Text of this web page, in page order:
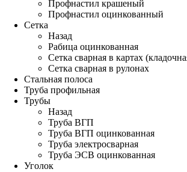
Профнастил крашеный
Профнастил оцинкованный
Сетка
Назад
Рабица оцинкованная
Сетка сварная в картах
Сетка сварная в рулонах
Стальная полоса
Труба профильная
Трубы
Назад
Труба ВГП
Труба ВГП оцинкованная
Труба электросварная
Труба ЭСВ оцинкованная
Уголок